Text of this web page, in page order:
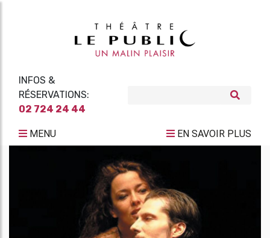
INFOS &
RÉSERVATIONS:
02 724 24 44
MENU EN SAVOIR PLUS